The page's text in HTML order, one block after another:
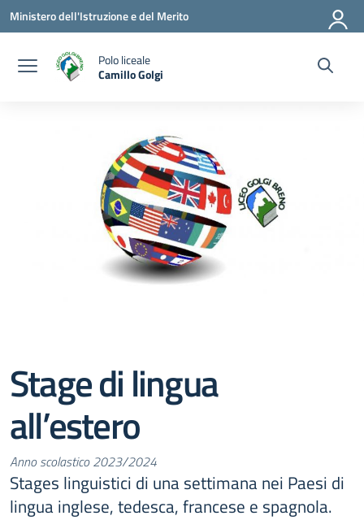
Vai ai contenuti
Vai al menu di navigazione
Vai al footer
Ministero dell'Istruzione e del Merito
Polo liceale
Camillo Golgi
— Visita la pagina iniziale della scuola
Stage di lingua
all’estero
Anno scolastico 2023/2024
Stages linguistici di una settimana nei Paesi di
lingua inglese, tedesca, francese e spagnola.